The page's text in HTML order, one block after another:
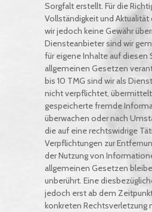
Sorgfalt erstellt. Für die
Vollständigkeit und
wir jedoch keine Gewähr
Diensteanbieter sind wir
für eigene Inhalte auf diesen
allgemeinen Gesetzen
bis 10 TMG sind wir als
nicht verpflichtet,
gespeicherte fremde
überwachen oder nach
die auf eine rechtswidrige
Verpflichtungen zur
der Nutzung von
allgemeinen Gesetzen
unberührt. Eine
jedoch erst ab dem
konkreten Rechtsverletzung